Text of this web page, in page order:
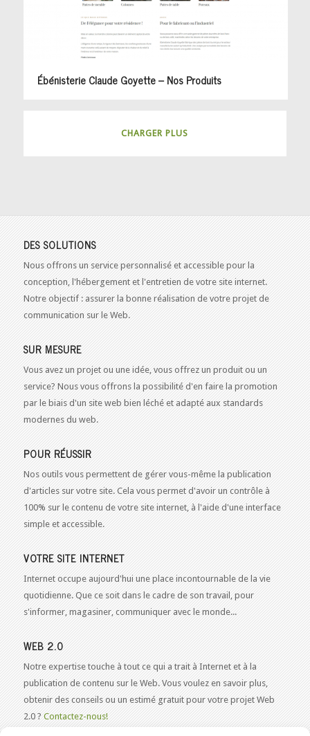
Ébénisterie Claude Goyette – Nos Produits
CHARGER PLUS
DES SOLUTIONS
Nous offrons un service personnalisé et accessible pour la
conception, l'hébergement et l'entretien de votre site internet.
Notre objectif : assurer la bonne réalisation de votre projet de
communication sur le Web.
SUR MESURE
Vous avez un projet ou une idée, vous offrez un produit ou un
service? Nous vous offrons la possibilité d'en faire la promotion
par le biais d'un site web bien léché et adapté aux standards
modernes du web.
POUR RÉUSSIR
Nos outils vous permettent de gérer vous-même la publication
d'articles sur votre site. Cela vous permet d'avoir un contrôle à
100% sur le contenu de votre site internet, à l'aide d'une interface
simple et accessible.
VOTRE SITE INTERNET
Internet occupe aujourd'hui une place incontournable de la vie
quotidienne. Que ce soit dans le cadre de son travail, pour
s'informer, magasiner, communiquer avec le monde...
WEB 2.0
Notre expertise touche à tout ce qui a trait à Internet et à la
publication de contenu sur le Web. Vous voulez en savoir plus,
obtenir des conseils ou un estimé gratuit pour votre projet Web
2.0 ? Contactez-nous!